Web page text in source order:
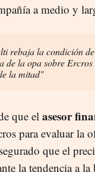
a medio y
rebaja la condición
de la opa sobre
la mitad"
que el asesor
para evaluar la
que el
la tendencia a la